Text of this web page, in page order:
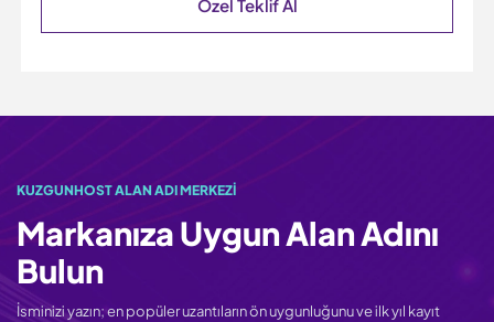
Özel Teklif Al
KUZGUNHOST ALAN ADI MERKEZI
Markanıza Uygun Alan Adını
Bulun
İsminizi yazın; en popüler uzantıların ön uygunluğunu ve ilk yıl kayıt